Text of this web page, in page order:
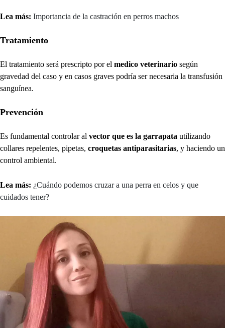
Lea más: Importancia de la castración en perros machos
Tratamiento
El tratamiento será prescripto por el medico veterinario según
gravedad del caso y en casos graves podría ser necesaria la transfusión
sanguínea.
Prevención
Es fundamental controlar al vector que es la garrapata utilizando
collares repelentes, pipetas, croquetas antiparasitarias, y haciendo un
control ambiental.
Lea más: ¿Cuándo podemos cruzar a una perra en celos y que
cuidados tener?